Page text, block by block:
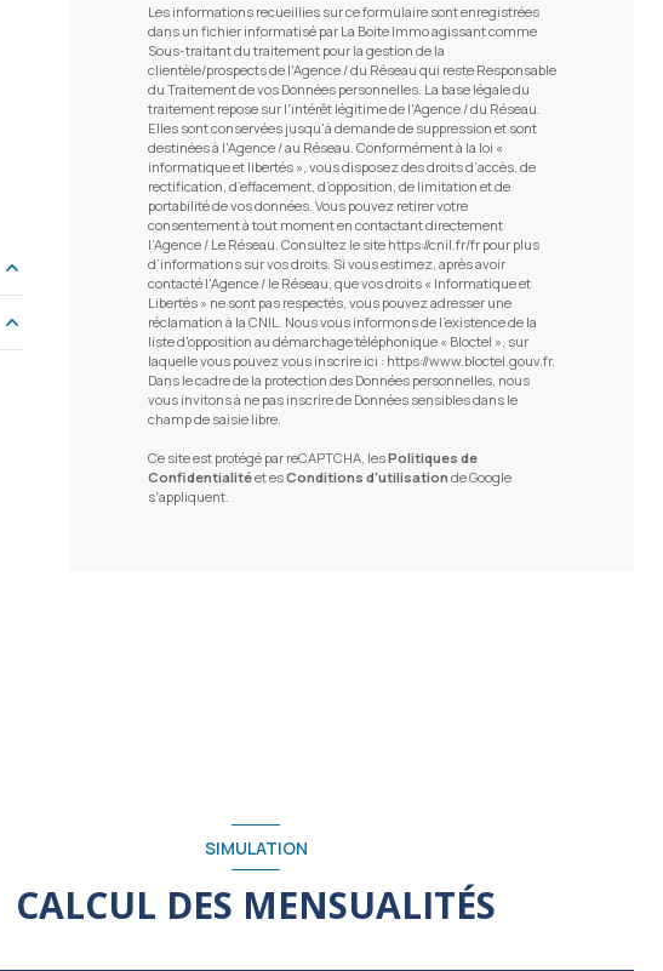
Les informations recueillies sur ce formulaire sont enregistrées
dans un fichier informatisé par La Boite Immo agissant comme
Sous-traitant du traitement pour la gestion de la
clientèle/prospects de l'Agence / du Réseau qui reste Responsable
du Traitement de vos Données personnelles. La base légale du
traitement repose sur l'intérêt légitime de l'Agence / du Réseau.
Elles sont conservées jusqu'à demande de suppression et sont
destinées à l'Agence / au Réseau. Conformément à la loi «
informatique et libertés », vous disposez des droits d’accès, de
rectification, d’effacement, d’opposition, de limitation et de
portabilité de vos données. Vous pouvez retirer votre
consentement à tout moment en contactant directement
l’Agence / Le Réseau. Consultez le site https://cnil.fr/frpour plus
d’informations sur vos droits. Si vous estimez, après avoir
contacté l'Agence / le Réseau, que vos droits « Informatique et
Libertés » ne sont pas respectés, vous pouvez adresser une
réclamation à la CNIL. Nous vous informons de l’existence de la
liste d'opposition au démarchage téléphonique « Bloctel », sur
laquelle vous pouvez vous inscrire ici : https://www.bloctel.gouv.fr.
Dans le cadre de la protection des Données personnelles, nous
vous invitons à ne pas inscrire de Données sensibles dans le
champ de saisie libre.
Ce site est protégé par reCAPTCHA, lesPolitiques de
Confidentialitéet esConditions d'utilisation de Google
s'appliquent.
SIMULATION
CALCUL DES MENSUALITÉS